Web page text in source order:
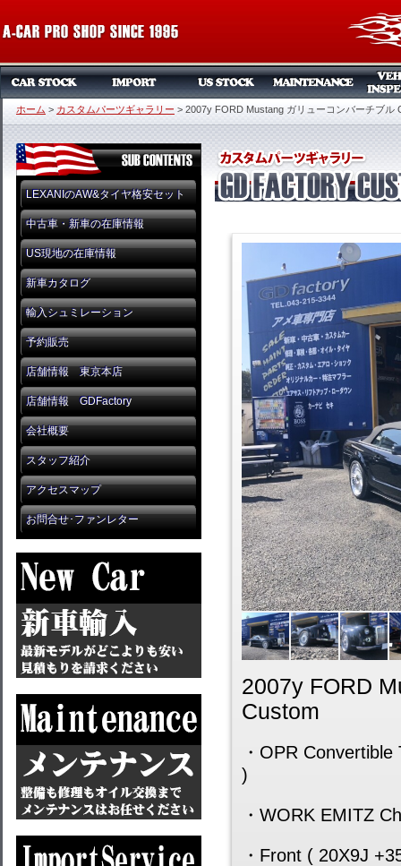
ホーム > カスタムパーツギャラリー > 2007y FORD Mustang ガリューコンバーチブル
LEXANIのAW&タイヤ格安セット
中古車・新車の在庫情報
US現地の在庫情報
新車カタログ
輸入シュミレーション
予約販売
店舗情報 東京本店
店舗情報 GDFactory
会社概要
スタッフ紹介
アクセスマップ
お問合せ･ファンレター
2007y FORD
Custom
・OPR
)
・WORK EMITZ
・Front ( 20X9J